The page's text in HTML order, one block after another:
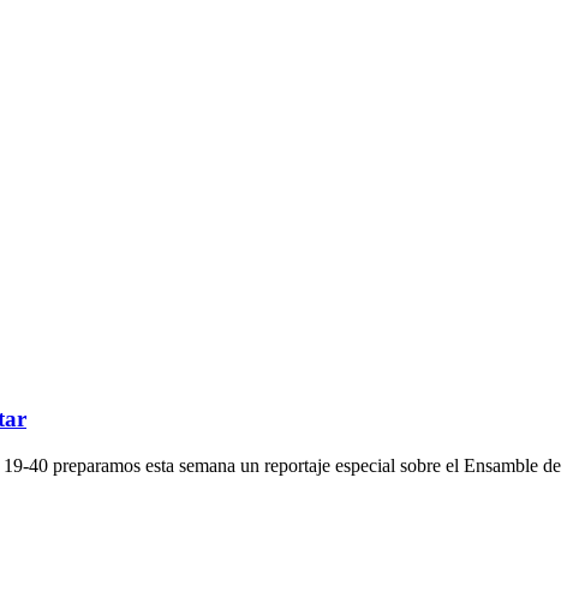
40 preparamos esta semana un reportaje especial sobre el Ensamble de